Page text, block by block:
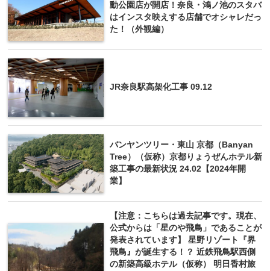
動公園店が開店！奈良・鴻ノ池のスタバ
はインスタ映えする店舗でオシャレだっ
た！（外観編）
JR奈良駅高架化工事 09.12
バンヤンツリー・東山 京都（Banyan
Tree）（仮称）京都りょうぜんホテル新
築工事の最新状況 24.02【2024年開
業】
【注意：こちらは過去記事です。現在、
公式からは「星のや飛鳥」であることが
発表されています】 星野リゾート『界
飛鳥』が誕生する！？ 近鉄飛鳥駅西側
の新築高級ホテル（仮称） 明日香村旅